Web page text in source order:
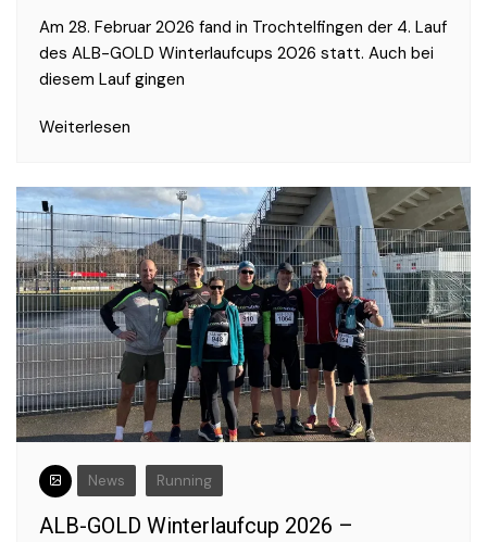
Am 28. Februar 2026 fand in Trochtelfingen der 4. Lauf
des ALB-GOLD Winterlaufcups 2026 statt. Auch bei
diesem Lauf gingen
Weiterlesen
News Running
ALB-GOLD Winterlaufcup 2026 –